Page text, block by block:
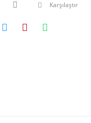
Karşılaştır